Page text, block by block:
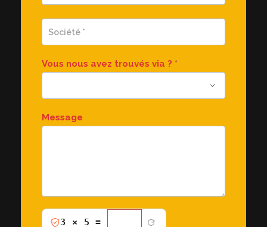
Vous nous avez trouvés via ? *
Message
Verification
3 × 5 =